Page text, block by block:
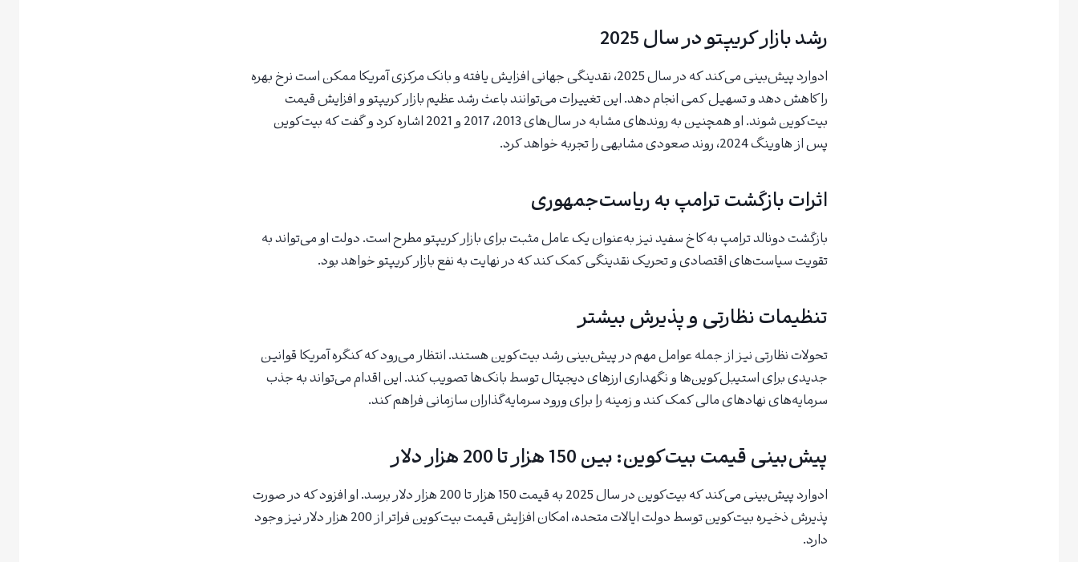
رشد بازار کریپتو در سال 2025
ادوارد پیش‌بینی می‌کند که در سال 2025، نقدینگی جهانی افزایش یافته و بانک مرکزی آمریکا ممکن است نرخ بهره
را کاهش دهد و تسهیل کمی انجام دهد. این تغییرات می‌توانند باعث رشد عظیم بازار کریپتو و افزایش قیمت
بیت‌کوین شوند. او همچنین به روندهای مشابه در سال‌های 2013، 2017 و 2021 اشاره کرد و گفت که بیت‌کوین
پس از هاوینگ 2024، روند صعودی مشابهی را تجربه خواهد کرد.
اثرات بازگشت ترامپ به ریاست‌جمهوری
بازگشت دونالد ترامپ به کاخ سفید نیز به‌عنوان یک عامل مثبت برای بازار کریپتو مطرح است. دولت او می‌تواند به
تقویت سیاست‌های اقتصادی و تحریک نقدینگی کمک کند که در نهایت به نفع بازار کریپتو خواهد بود.
تنظیمات نظارتی و پذیرش بیشتر
تحولات نظارتی نیز از جمله عوامل مهم در پیش‌بینی رشد بیت‌کوین هستند. انتظار می‌رود که کنگره آمریکا قوانین
جدیدی برای استیبل‌کوین‌ها و نگهداری ارزهای دیجیتال توسط بانک‌ها تصویب کند. این اقدام می‌تواند به جذب
سرمایه‌های نهادهای مالی کمک کند و زمینه را برای ورود سرمایه‌گذاران سازمانی فراهم کند.
پیش‌بینی قیمت بیت‌کوین: بین 150 هزار تا 200 هزار دلار
ادوارد پیش‌بینی می‌کند که بیت‌کوین در سال 2025 به قیمت 150 هزار تا 200 هزار دلار برسد. او افزود که در صورت
پذیرش ذخیره بیت‌کوین توسط دولت ایالات متحده، امکان افزایش قیمت بیت‌کوین فراتر از 200 هزار دلار نیز وجود
دارد.